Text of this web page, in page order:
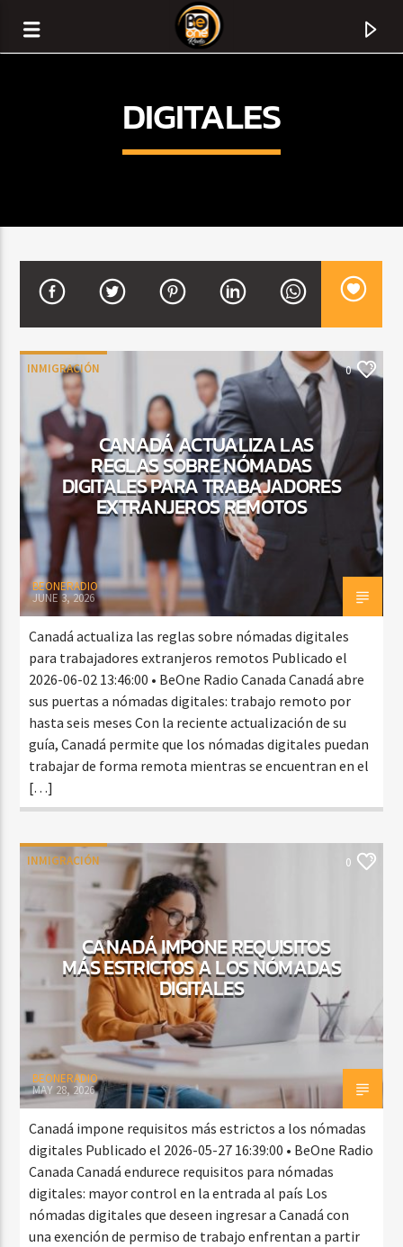
TITLE
ARTIST
CURRENT SHOW
BACHATA Y VALLENATO
9:00 AM 11:00 AM
Beone Radio
DIGITALES
INMIGRACIÓN 0
CANADÁ ACTUALIZA LAS
REGLAS SOBRE NÓMADAS
DIGITALES PARA TRABAJADORES
EXTRANJEROS REMOTOS
BEONERADIO
JUNE 3, 2026
Canadá actualiza las reglas sobre nómadas digitales
para trabajadores extranjeros remotos Publicado el
2026-06-02 13:46:00 • BeOne Radio Canada Canadá abre
sus puertas a nómadas digitales: trabajo remoto por
hasta seis meses Con la reciente actualización de su
guía, Canadá permite que los nómadas digitales puedan
trabajar de forma remota mientras se encuentran en el
[…]
INMIGRACIÓN 0
CANADÁ IMPONE REQUISITOS
MÁS ESTRICTOS A LOS NÓMADAS
DIGITALES
BEONERADIO
MAY 28, 2026
Canadá impone requisitos más estrictos a los nómadas
digitales Publicado el 2026-05-27 16:39:00 • BeOne Radio
Canada Canadá endurece requisitos para nómadas
digitales: mayor control en la entrada al país Los
nómadas digitales que deseen ingresar a Canadá con
una exención de permiso de trabajo enfrentan a partir